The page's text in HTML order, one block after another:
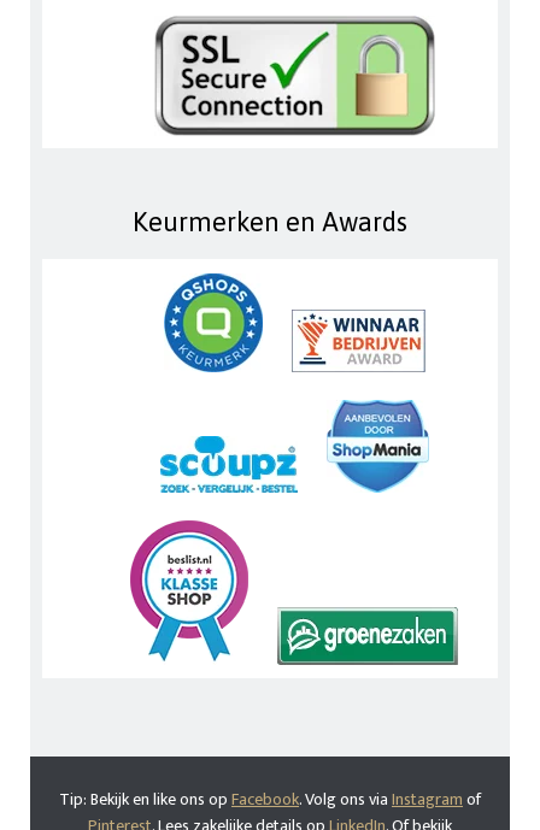
Keurmerken en Awards
Tip: Bekijk en like ons opFacebook. Volg ons viaInstagramof